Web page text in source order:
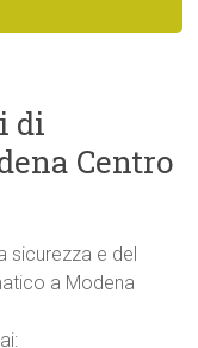
di
Centro
sicurezza e del
a Modena